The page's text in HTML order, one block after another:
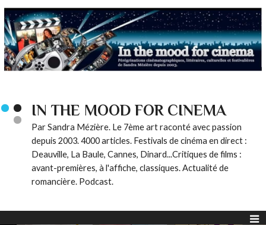
IN THE MOOD FOR CINEMA
Par Sandra Mézière. Le 7ème art raconté avec passion
depuis 2003. 4000 articles. Festivals de cinéma en direct :
Deauville, La Baule, Cannes, Dinard...Critiques de films :
avant-premières, à l'affiche, classiques. Actualité de
romancière. Podcast.